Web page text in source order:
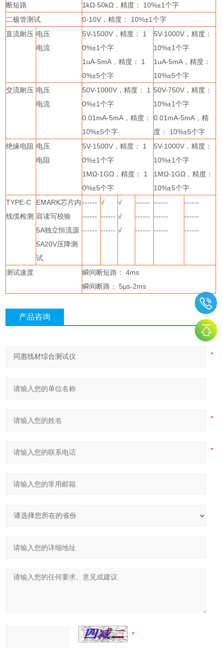
断短路
1kΩ-50kΩ，精度： 10%±1个字
二极管测试
0-10V ，精度： 10%±1个字
直流耐压 电压
电流
5V-1500V ，精度：
1
0%±1个字
1uA-5mA ，精度：
1
0%±5个字
5V-1000V ，精度：
10%±1个字
1uA-5mA ，精度：
10%±5个字
交流耐压 电压
电流
50V-1000V ，精度：
1
0%±1个字
0.01mA-5mA ，精度：
10%±5个字
50V-750V ，精度：
10%±1个字
0.01mA-5mA ，精
度：
10%±5个字
绝缘电阻 电压
电阻
5V-1500V ，精度：
1
0%±1个字
1MΩ-1GΩ，精度：
1
0%±5个字
5V-1000V ，精度：
10%±1个字
1MΩ-1GΩ，精度：
10%±5个字
TYPE-C
线缆检测
EMARK芯片内
容读写校验
5A独立恒流源
5A20V压降测
试
------
------
------
√
------
------
√
√
√
------
------
------
------
------
------
------
------
------
测试速度 瞬间断短路：
4ms
瞬间断路：
5μs-2ms
产品咨询